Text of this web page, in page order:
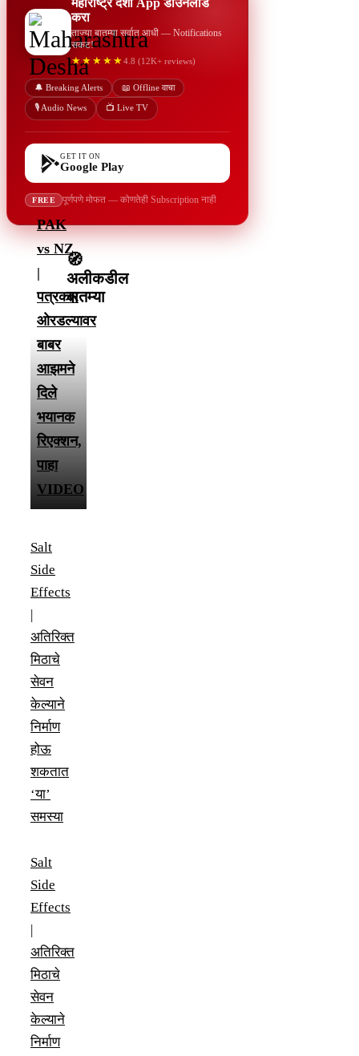
महाराष्ट्र देशा App डाउनलोड
करा
ताज्या बातम्या सर्वात आधी — Notifications
सकट!
★★★★★4.8 (12K+ reviews)
🔔 Breaking Alerts 📖 Offline वाचा
🎙️ Audio News 📺 Live TV
GET IT ON
Google Play
FREE पूर्णपणे मोफत — कोणतेही Subscription नाही
🧭
अलीकडील
बातम्या
PAK
vs NZ
|
पत्रकार
ओरडल्यावर
बाबर
आझमने
दिले
भयानक
रिएक्शन,
पाहा
VIDEO
Salt
Side
Effects
|
अतिरिक्त
मिठाचे
सेवन
केल्याने
निर्माण
होऊ
शकतात
‘या’
समस्या
Salt
Side
Effects
|
अतिरिक्त
मिठाचे
सेवन
केल्याने
निर्माण